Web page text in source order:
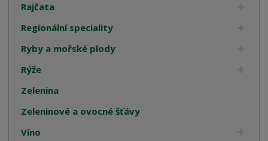
Rajčata
Regionální speciality
Ryby a mořské plody
Rýže
Zelenina
Zeleninové a ovocné šťávy
Víno